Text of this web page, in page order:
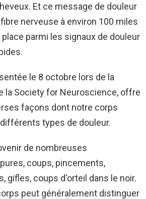
Et ce message de douleur
nerveuse à environ 100 miles
place parmi les signaux de douleur
le 8 octobre lors de la
la Society for Neuroscience, offre
façons dont notre corps
types de douleur.
de nombreuses
coups, pincements,
gifles, coups d'orteil dans le noir.
peut généralement distinguer